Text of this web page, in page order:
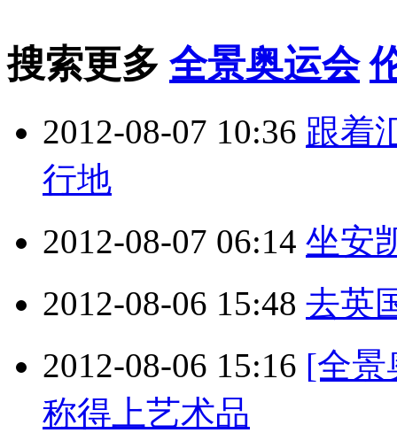
搜索更多 全景奥运会
2012-08-07 10:36 跟着
行地
2012-08-07 06:14 坐安
2012-08-06 15:48 去英
2012-08-06 15:16 [全景
称得上艺术品